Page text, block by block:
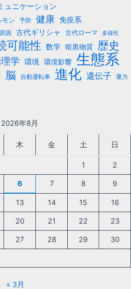
ュニケーション
モン 予防 健康 免疫系
原因 古代ギリシャ 古代ローマ 多様性
可能性 数学 暗黒物質 歴史
学 環境 環境影響 生態系
脳 自動運転車 進化 遺伝子 重力
2026年8月
木 金 土 日
1 2
6 7 8 9
13 14 15 16
20 21 22 23
27 28 29 30
« 3月